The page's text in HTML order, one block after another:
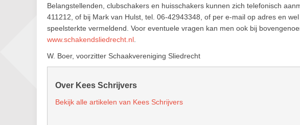
Belangstellenden, clubschakers en huisschakers kunnen zich telefonisch
411212, of bij Mark van Hulst, tel. 06-42943348, of per e-mail op adres en
speelsterkte vermeldend. Voor eventuele vragen kan men ook bij
www.schakendsliedrecht.nl
W. Boer, voorzitter Schaakvereniging Sliedrecht
Over Kees Schrijvers
Bekijk alle artikelen van Kees Schrijvers